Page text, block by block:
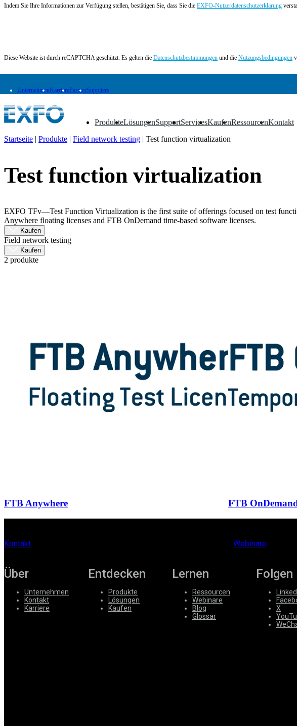
Indem Sie Ihre Informationen zur Verfügung stellen, bestätigen Sie, dass Sie die EXFO-Nutzerdatenschutzerklärung
Diese Website ist durch reCAPTCHA geschützt. Es gelten die Datenschutzbestimmungen und die Nutzungsbedingungen
UnternehmenKarrierePartnerSuppliers
Produkte
▼ Lösungen
▼ Support
▼ Services
▼ Kaufen
▼ Ressourcen
▼ Kontakt
▼
Produkte
Lösungen
Kaufen
Ressourcen
Kontakt
RegisterAnmeldung
Startseite | Produkte | Field network testing | Test function virtualization
Test function virtualization
EXFO TFv—Test Function Virtualization is the first suite of offerings focused on test
Anywhere floating licenses and FTB OnDemand time-based software licenses.
Kaufen
Field network testing
Kaufen
2 produkte
FTB Anywhere FTB
Kontakt Webinare
Über
Unternehmen
Kontakt
Karriere
Entdecken
Produkte
Lösungen
Kaufen
Lernen
Ressourcen
Webinare
Blog
Glossar
Folgen
X